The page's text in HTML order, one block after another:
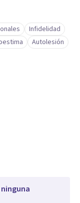
Infidelidad
Autolesión